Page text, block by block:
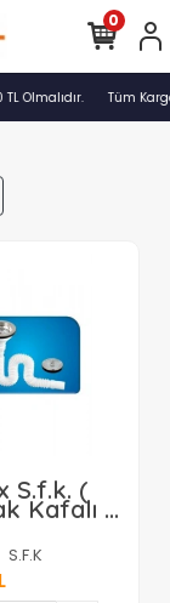
Olmalıdır. Tüm
0
S.f.k. (
Kafalı )
)
Sifon*60
S.F.K